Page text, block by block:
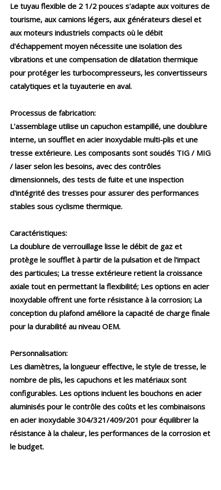
Le tuyau flexible de 2 1/2 pouces s'adapte aux voitures de
tourisme, aux camions légers, aux générateurs diesel et
aux moteurs industriels compacts où le débit
d'échappement moyen nécessite une isolation des
vibrations et une compensation de dilatation thermique
pour protéger les turbocompresseurs, les convertisseurs
catalytiques et la tuyauterie en aval.
Processus de fabrication:
L'assemblage utilise un capuchon estampillé, une doublure
interne, un soufflet en acier inoxydable multi-plis et une
tresse extérieure. Les composants sont soudés TIG / MIG
/ laser selon les besoins, avec des contrôles
dimensionnels, des tests de fuite et une inspection
d'intégrité des tresses pour assurer des performances
stables sous cyclisme thermique.
Caractéristiques:
La doublure de verrouillage lisse le débit de gaz et
protège le soufflet à partir de la pulsation et de l'impact
des particules; La tresse extérieure retient la croissance
axiale tout en permettant la flexibilité; Les options en acier
inoxydable offrent une forte résistance à la corrosion; La
conception du plafond améliore la capacité de charge finale
pour la durabilité au niveau OEM.
Personnalisation:
Les diamètres, la longueur effective, le style de tresse, le
nombre de plis, les capuchons et les matériaux sont
configurables. Les options incluent les bouchons en acier
aluminisés pour le contrôle des coûts et les combinaisons
en acier inoxydable 304/321/409/201 pour équilibrer la
résistance à la chaleur, les performances de la corrosion et
le budget.